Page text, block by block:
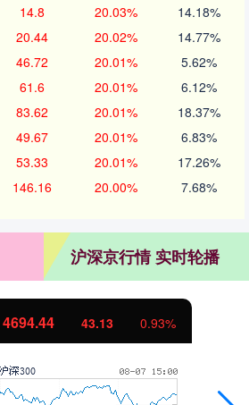
14.8 20.03% 14.18%
20.44 20.02% 14.77%
46.72 20.01% 5.62%
61.6 20.01% 6.12%
83.62 20.01% 18.37%
49.67 20.01% 6.83%
53.33 20.01% 17.26%
146.16 20.00% 7.68%
沪深京行情 实时轮播
4694.44 43.13 0.93%